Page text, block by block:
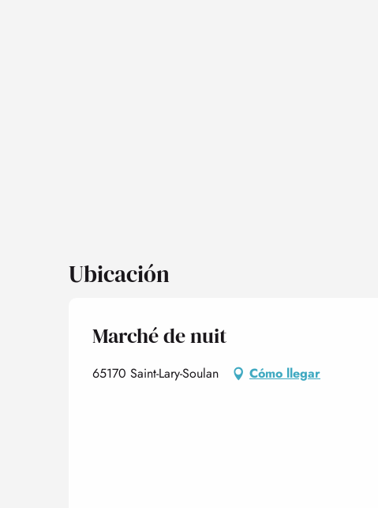
Ubicación
Marché de nuit
65170 Saint-Lary-Soulan Cómo llegar